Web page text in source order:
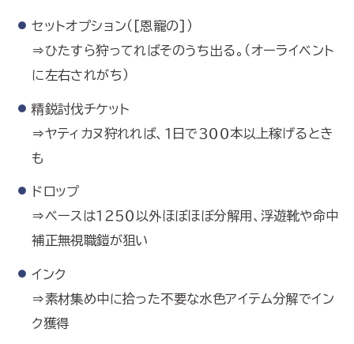
セットオプション（[恩寵の]）
⇒ひたすら狩ってればそのうち出る。（オーライベント
に左右されがち）
精鋭討伐チケット
⇒ヤティカヌ狩れれば、１日で３００本以上稼げるとき
も
ドロップ
⇒ベースは１２５０以外ほぼほぼ分解用、浮遊靴や命中
補正無視職鎧が狙い
インク
⇒素材集め中に拾った不要な水色アイテム分解でイン
ク獲得